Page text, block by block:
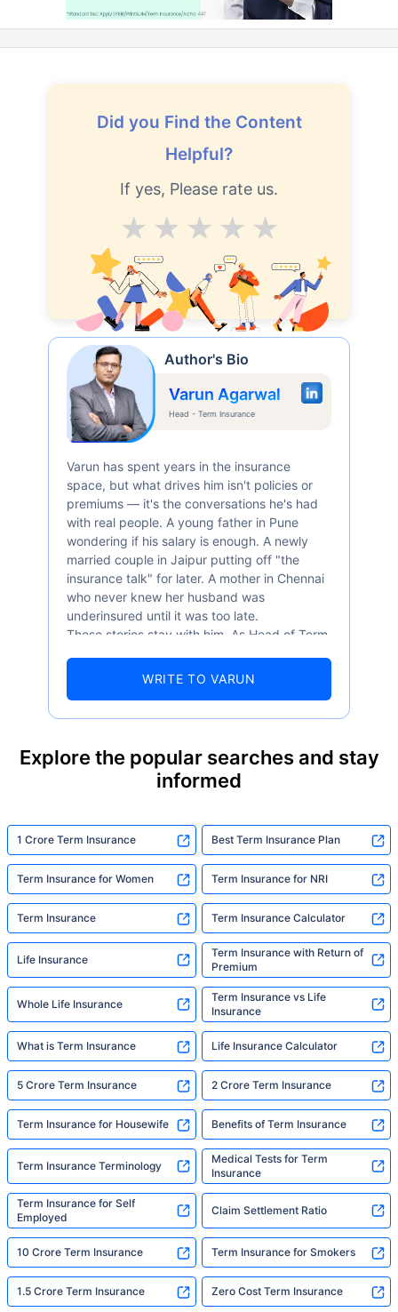
Did you Find the Content
Helpful?
If yes, Please rate us.
Excellent
V.Good
Good
Average
Author's Bio
Varun Agarwal
Head - Term Insurance
Varun has spent years in the insurance
space, but what drives him isn't policies or
premiums — it's the conversations he's had
with real people. A young father in Pune
wondering if his salary is enough. A newly
married couple in Jaipur putting off "the
insurance talk" for later. A mother in Chennai
who never knew her husband was
underinsured until it was too late.
These stories stay with him. As Head of Term
numbers well — 52.4% of Indians are aware
statistic, he sees a family that just needed
someone to sit with them, explain it simply,
built to do. In his words, "Most people aren't
avoiding protection — they're just waiting for
someone to make it easy. That's what we're
here for."
WRITE TO VARUN
Explore the popular searches and stay
informed
1 Crore Term Insurance Best Term Insurance Plan
Term Insurance for Women Term Insurance for NRI
Term Insurance Term Insurance Calculator
Life Insurance
Term Insurance with Return of
Premium
Whole Life Insurance
Term Insurance vs Life
Insurance
What is Term Insurance Life Insurance Calculator
5 Crore Term Insurance 2 Crore Term Insurance
Term Insurance for Housewife Benefits of Term Insurance
Term Insurance Terminology
Medical Tests for Term
Insurance
Term Insurance for Self
Employed
Claim Settlement Ratio
10 Crore Term Insurance Term Insurance for Smokers
1.5 Crore Term Insurance Zero Cost Term Insurance